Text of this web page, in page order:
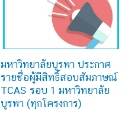
มหาวิทยาลัยบูรพา ประกาศ
รายชื่อผู้มีสิทธิ์สอบสัมภาษณ์
TCAS รอบ 1 มหาวิทยาลัย
บูรพา (ทุกโครงการ)